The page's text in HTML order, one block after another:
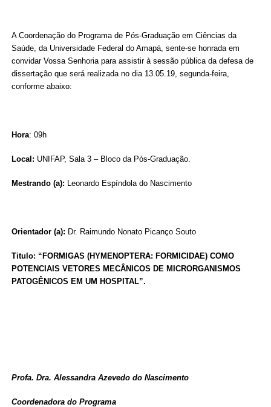
A Coordenação do Programa de Pós-Graduação em Ciências da
Saúde, da Universidade Federal do Amapá, sente-se honrada em
convidar Vossa Senhoria para assistir à sessão pública da defesa de
dissertação que será realizada no dia 13.05.19, segunda-feira,
conforme abaixo:
Hora: 09h
Local: UNIFAP, Sala 3 – Bloco da Pós-Graduação.
Mestrando (a): Leonardo Espíndola do Nascimento
Orientador (a): Dr. Raimundo Nonato Picanço Souto
Titulo: “FORMIGAS (HYMENOPTERA: FORMICIDAE) COMO
POTENCIAIS VETORES MECÂNICOS DE MICRORGANISMOS
PATOGÊNICOS EM UM HOSPITAL”.
Profa. Dra. Alessandra Azevedo do Nascimento
Coordenadora do Programa